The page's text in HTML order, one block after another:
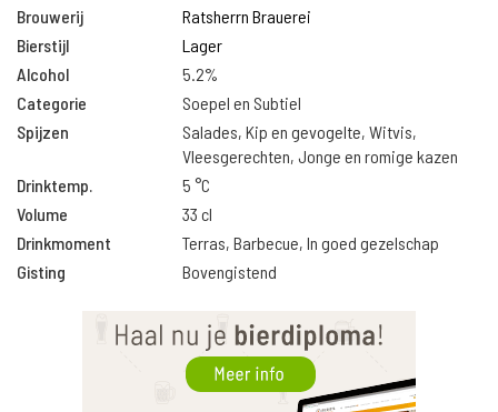
Brouwerij
Ratsherrn Brauerei
Bierstijl
Lager
Alcohol
5.2%
Categorie
Soepel en Subtiel
Spijzen
Salades, Kip en gevogelte, Witvis,
Vleesgerechten, Jonge en romige kazen
Drinktemp.
5 °C
Volume
33 cl
Drinkmoment
Terras, Barbecue, In goed gezelschap
Gisting
Bovengistend